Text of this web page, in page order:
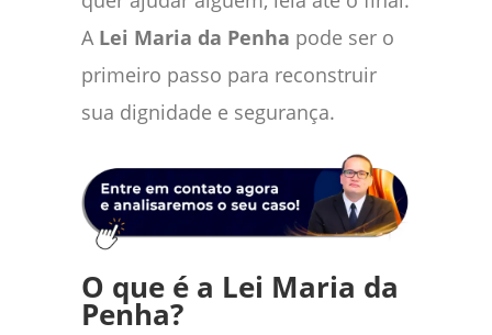
A Lei Maria da Penha pode ser o
primeiro passo para reconstruir
sua dignidade e segurança.
O que é a Lei Maria da
Penha?